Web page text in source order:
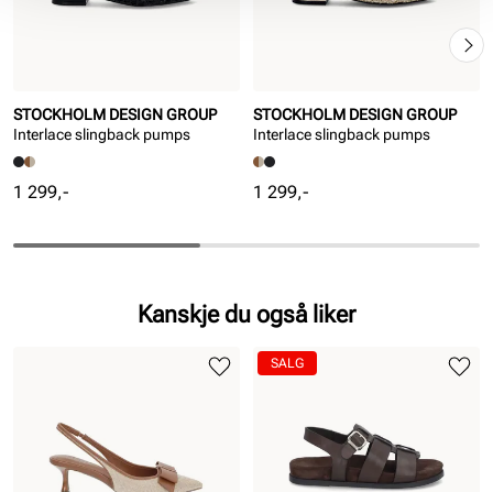
STOCKHOLM DESIGN GROUP
Interlace slingback pumps
Pris
1 299,-
STOCKHOLM DESIGN GROUP
Interlace slingback pumps
Pris
1 299,-
Kanskje du også liker
SALG